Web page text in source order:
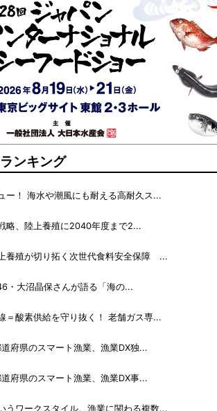
ンキング
ー！ 海水や潮風にも耐える高耐久ス...
略、陸上養殖に2040年度まで2...
養殖が切り拓く次世代食料安全保障 ...
46・大沼晶保さんが語る「海の...
＝酸素供給を守り抜く！ 老舗ガス専...
道府県のスマート漁業、漁業DX独...
道府県のスマート漁業、漁業DX事...
うワークスタイル。漁業に関わる複数...